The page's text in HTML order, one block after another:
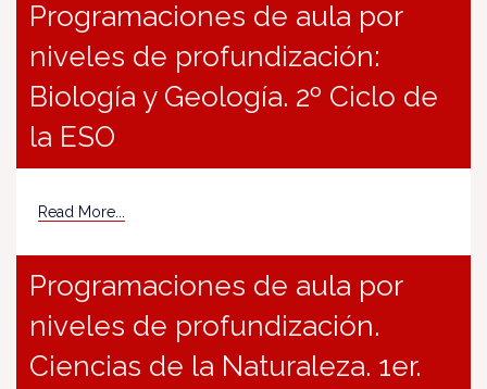
Programaciones de aula por
niveles de profundización:
Biología y Geología. 2º Ciclo de
la ESO
Read More...
Programaciones de aula por
niveles de profundización.
Ciencias de la Naturaleza. 1er.